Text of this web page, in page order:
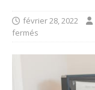
février 28, 2022
fermés